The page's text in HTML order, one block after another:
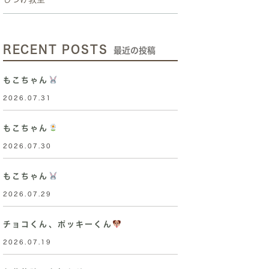
RECENT POSTS 最近の投稿
もこちゃん
2026.07.31
もこちゃん
2026.07.30
もこちゃん
2026.07.29
チョコくん、ポッキーくん
2026.07.19